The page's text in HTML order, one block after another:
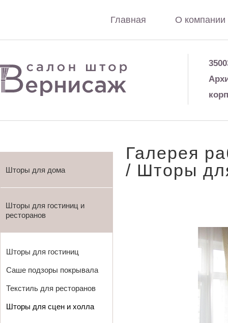
Главная О компании
Шторы для дома
Шторы для гостиниц и
ресторанов
Шторы для гостиниц
Саше подзоры покрывала
Текстиль для ресторанов
Шторы для сцен и холла
Галерея
/ Шторы